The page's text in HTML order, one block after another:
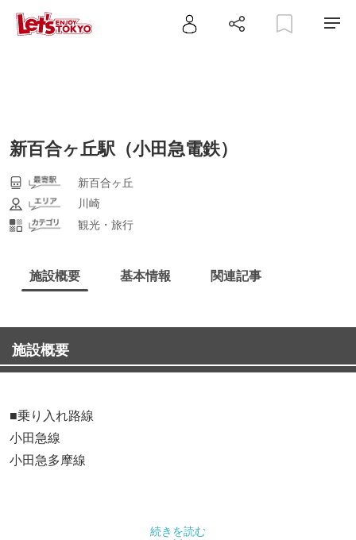
新百合ヶ丘駅（小田急電鉄）
新百合ヶ丘
川崎
観光・旅行
施設概要 基本情報 関連記事
施設概要
■乗り入れ路線
小田急線
小田急多摩線
続きを読む